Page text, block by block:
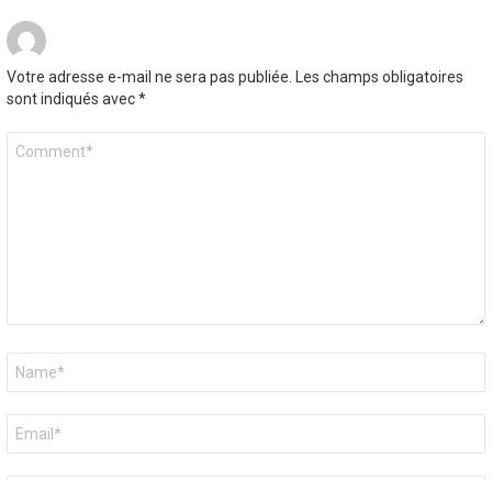
Votre adresse e-mail ne sera pas publiée. Les champs obligatoires
sont indiqués avec*
mail
*